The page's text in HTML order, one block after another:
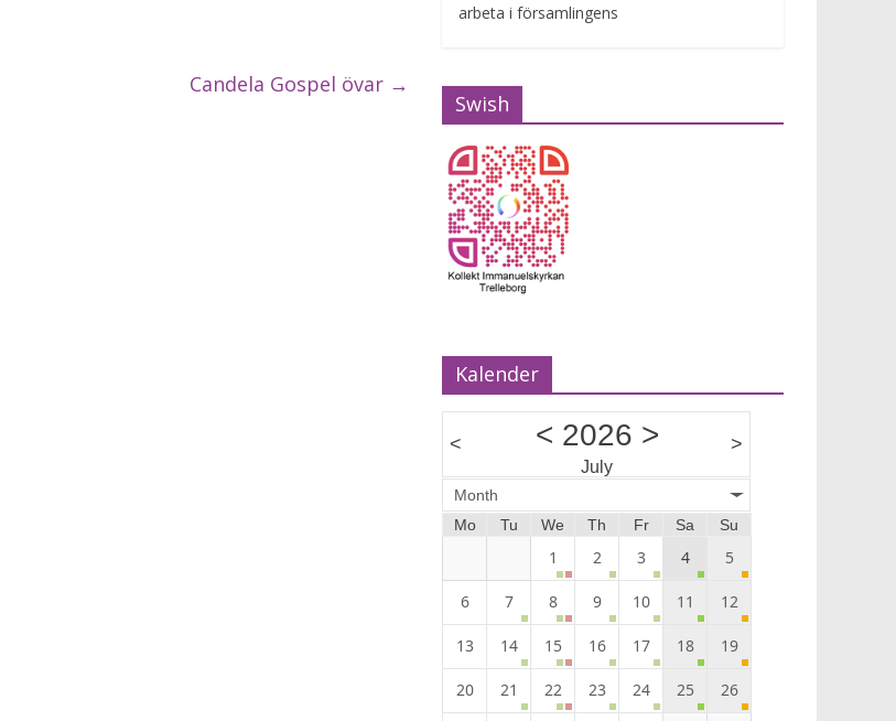
Candela Gospel övar →
arbeta i församlingens
Swish
Kalender
< < 2026 >
July
>
Month
Mo
Tu We Th Fr Sa Su
1 2 3 4 5
6 7 8 9 10 11 12
13 14 15 16 17 18 19
20 21 22 23 24 25 26